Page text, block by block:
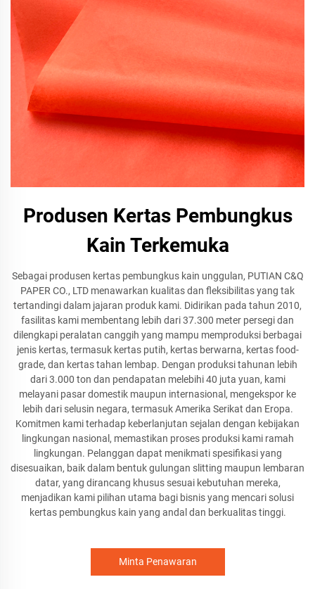
Produsen Kertas Pembungkus
Kain Terkemuka
Sebagai produsen kertas pembungkus kain unggulan, PUTIAN C&Q
PAPER CO., LTD menawarkan kualitas dan fleksibilitas yang tak
tertandingi dalam jajaran produk kami. Didirikan pada tahun 2010,
fasilitas kami membentang lebih dari 37.300 meter persegi dan
dilengkapi peralatan canggih yang mampu memproduksi berbagai
jenis kertas, termasuk kertas putih, kertas berwarna, kertas food-
grade, dan kertas tahan lembap. Dengan produksi tahunan lebih
dari 3.000 ton dan pendapatan melebihi 40 juta yuan, kami
melayani pasar domestik maupun internasional, mengekspor ke
lebih dari selusin negara, termasuk Amerika Serikat dan Eropa.
Komitmen kami terhadap keberlanjutan sejalan dengan kebijakan
lingkungan nasional, memastikan proses produksi kami ramah
lingkungan. Pelanggan dapat menikmati spesifikasi yang
disesuaikan, baik dalam bentuk gulungan slitting maupun lembaran
datar, yang dirancang khusus sesuai kebutuhan mereka,
menjadikan kami pilihan utama bagi bisnis yang mencari solusi
kertas pembungkus kain yang andal dan berkualitas tinggi.
Minta Penawaran